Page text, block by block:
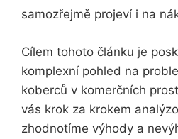
samozřejmě projeví i na
Cílem tohoto článku je
komplexní pohled na
koberců v komerčních
vás krok za krokem
zhodnotíme výhody a